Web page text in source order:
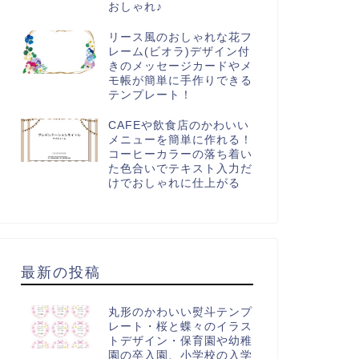
おしゃれ♪
リース風のおしゃれな花フ
レーム(ビオラ)デザイン付
きのメッセージカードやメ
モ帳が簡単に手作りできる
テンプレート！
CAFEや飲食店のかわいい
メニューを簡単に作れる！
コーヒーカラーの落ち着い
た色合いでテキスト入力だ
けでおしゃれに仕上がる
最新の投稿
丸形のかわいい熨斗テンプ
レート・桜と蝶々のイラス
トデザイン・保育園や幼稚
園の卒入園、小学校の入学